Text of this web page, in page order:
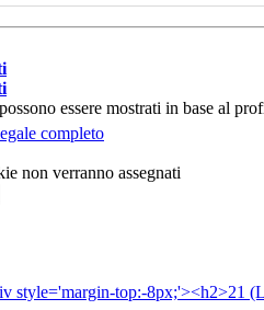
essere mostrati in base al
completo
non verranno assegnati